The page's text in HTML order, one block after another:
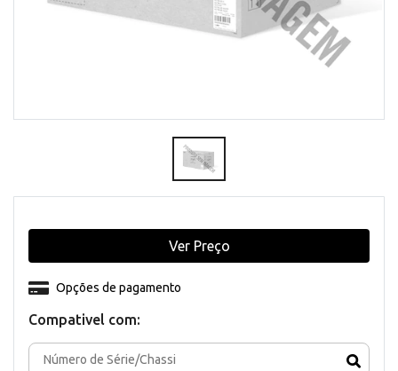
Compativel com:
Opções de pagamento
Ver Preço